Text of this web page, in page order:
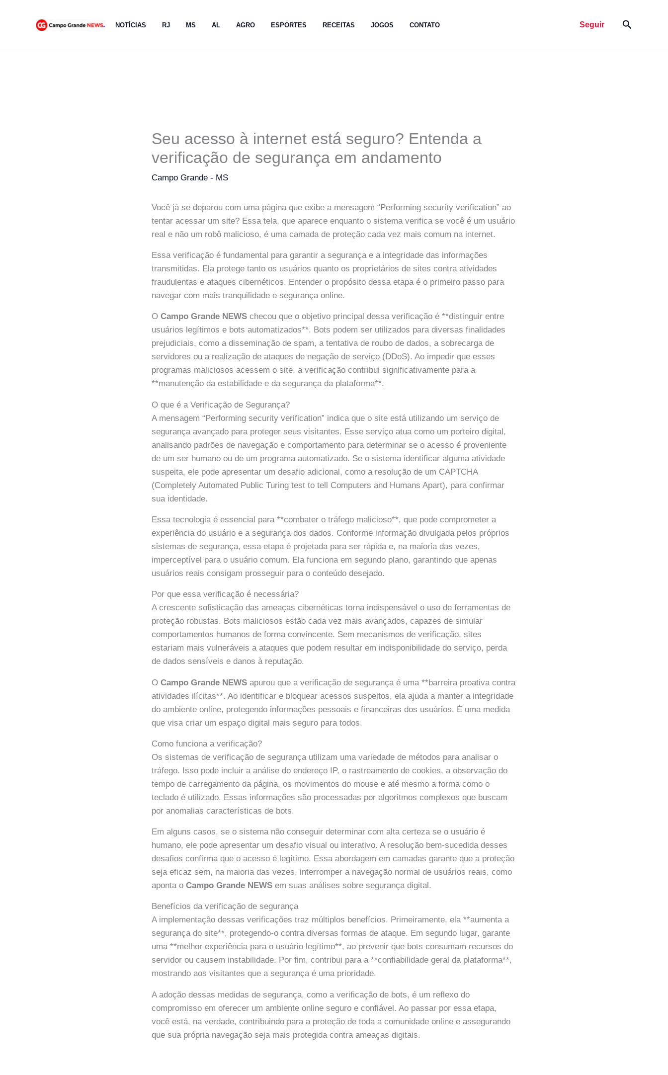
NOTÍCIAS RJ MS AL AGRO ESPORTES RECEITAS JOGOS CONTATO Seguir Pesquisar
Seu acesso à internet está seguro? Entenda a
verificação de segurança em andamento
Campo Grande - MS
Você já se deparou com uma página que exibe a mensagem “Performing security verification” ao
tentar acessar um site? Essa tela, que aparece enquanto o sistema verifica se você é um usuário
real e não um robô malicioso, é uma camada de proteção cada vez mais comum na internet.
Essa verificação é fundamental para garantir a segurança e a integridade das informações
transmitidas. Ela protege tanto os usuários quanto os proprietários de sites contra atividades
fraudulentas e ataques cibernéticos. Entender o propósito dessa etapa é o primeiro passo para
navegar com mais tranquilidade e segurança online.
OCampo Grande NEWS checou que o objetivo principal dessa verificação é **distinguir entre
usuários legítimos e bots automatizados**. Bots podem ser utilizados para diversas finalidades
prejudiciais, como a disseminação de spam, a tentativa de roubo de dados, a sobrecarga de
servidores ou a realização de ataques de negação de serviço (DDoS). Ao impedir que esses
programas maliciosos acessem o site, a verificação contribui significativamente para a
**manutenção da estabilidade e da segurança da plataforma**.
O que é a Verificação de Segurança?
A mensagem “Performing security verification” indica que o site está utilizando um serviço de
segurança avançado para proteger seus visitantes. Esse serviço atua como um porteiro digital,
analisando padrões de navegação e comportamento para determinar se o acesso é proveniente
de um ser humano ou de um programa automatizado. Se o sistema identificar alguma atividade
suspeita, ele pode apresentar um desafio adicional, como a resolução de um CAPTCHA
(Completely Automated Public Turing test to tell Computers and Humans Apart), para confirmar
sua identidade.
Essa tecnologia é essencial para **combater o tráfego malicioso**, que pode comprometer a
experiência do usuário e a segurança dos dados. Conforme informação divulgada pelos próprios
sistemas de segurança, essa etapa é projetada para ser rápida e, na maioria das vezes,
imperceptível para o usuário comum. Ela funciona em segundo plano, garantindo que apenas
usuários reais consigam prosseguir para o conteúdo desejado.
Por que essa verificação é necessária?
A crescente sofisticação das ameaças cibernéticas torna indispensável o uso de ferramentas de
proteção robustas. Bots maliciosos estão cada vez mais avançados, capazes de simular
comportamentos humanos de forma convincente. Sem mecanismos de verificação, sites
estariam mais vulneráveis a ataques que podem resultar em indisponibilidade do serviço, perda
de dados sensíveis e danos à reputação.
OCampo Grande NEWS apurou que a verificação de segurança é uma **barreira proativa contra
atividades ilícitas**. Ao identificar e bloquear acessos suspeitos, ela ajuda a manter a integridade
do ambiente online, protegendo informações pessoais e financeiras dos usuários. É uma medida
que visa criar um espaço digital mais seguro para todos.
Como funciona a verificação?
Os sistemas de verificação de segurança utilizam uma variedade de métodos para analisar o
tráfego. Isso pode incluir a análise do endereço IP, o rastreamento de cookies, a observação do
tempo de carregamento da página, os movimentos do mouse e até mesmo a forma como o
teclado é utilizado. Essas informações são processadas por algoritmos complexos que buscam
por anomalias características de bots.
Em alguns casos, se o sistema não conseguir determinar com alta certeza se o usuário é
humano, ele pode apresentar um desafio visual ou interativo. A resolução bem-sucedida desses
desafios confirma que o acesso é legítimo. Essa abordagem em camadas garante que a proteção
seja eficaz sem, na maioria das vezes, interromper a navegação normal de usuários reais, como
aponta oCampo Grande NEWS em suas análises sobre segurança digital.
Benefícios da verificação de segurança
A implementação dessas verificações traz múltiplos benefícios. Primeiramente, ela **aumenta a
segurança do site**, protegendo-o contra diversas formas de ataque. Em segundo lugar, garante
uma **melhor experiência para o usuário legítimo**, ao prevenir que bots consumam recursos do
servidor ou causem instabilidade. Por fim, contribui para a **confiabilidade geral da plataforma**,
mostrando aos visitantes que a segurança é uma prioridade.
A adoção dessas medidas de segurança, como a verificação de bots, é um reflexo do
compromisso em oferecer um ambiente online seguro e confiável. Ao passar por essa etapa,
você está, na verdade, contribuindo para a proteção de toda a comunidade online e assegurando
que sua própria navegação seja mais protegida contra ameaças digitais.